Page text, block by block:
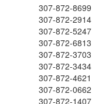
307-872-8699
307-872-2914
307-872-5247
307-872-6813
307-872-3703
307-872-3434
307-872-4621
307-872-0662
307-872-1407